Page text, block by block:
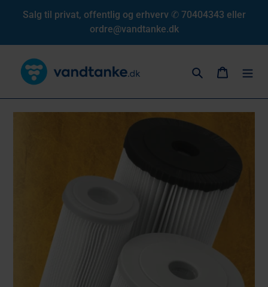
Salg til privat, offentlig og erhverv ✆ 70404343 eller
ordre@vandtanke.dk
Søg